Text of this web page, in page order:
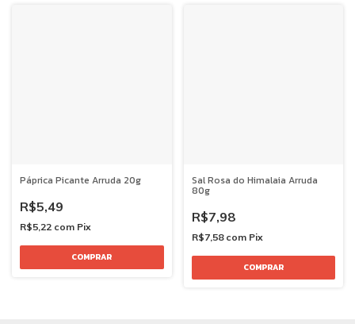
Páprica Picante Arruda 20g
R$5,49
R$5,22 com Pix
Sal Rosa do Himalaia Arruda
80g
R$7,98
R$7,58 com Pix